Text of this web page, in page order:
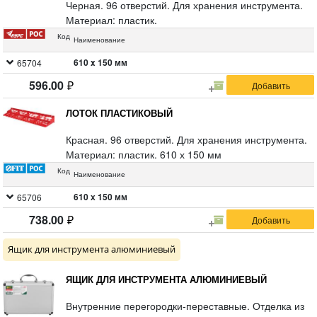
Черная. 96 отверстий. Для хранения инструмента.
Материал: пластик.
Код Наименование
65704 610 x 150 мм
596.00
ЛОТОК ПЛАСТИКОВЫЙ
Красная. 96 отверстий. Для хранения инструмента.
Материал: пластик. 610 х 150 мм
Код Наименование
65706 610 х 150 мм
738.00
Ящик для инструмента алюминиевый
ЯЩИК ДЛЯ ИНСТРУМЕНТА АЛЮМИНИЕВЫЙ
Внутренние перегородки-переставные. Отделка из